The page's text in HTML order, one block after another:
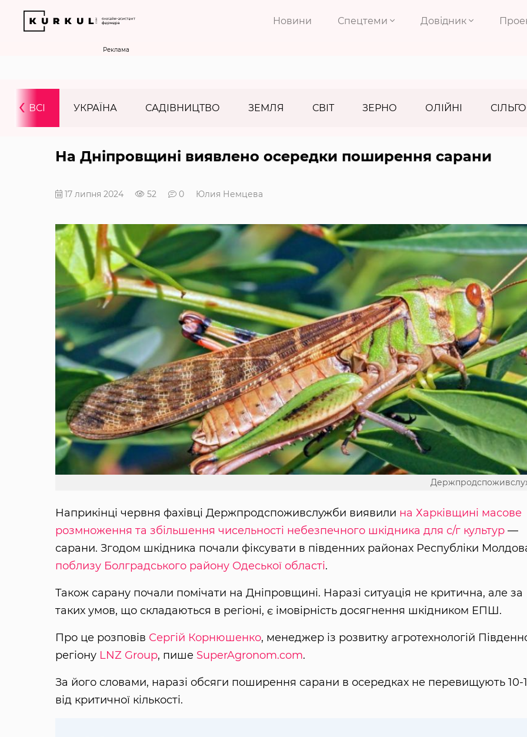
Новини Спецтеми Довідник
Реклама
ВСІ УКРАЇНА САДІВНИЦТВО ЗЕМЛЯ СВІТ ЗЕРНО ОЛІЙНІ
‹
На Дніпровщині виявлено осередки поширення сарани
17 липня 2024 52 0 Юлия Немцева
Наприкінці червня фахівці Держпродспоживслужби виявили на Харківщині масове
розмноження та збільшення чисельності небезпечного шкідника для с/г культур—
сарани. Згодом шкідника почали фіксувати в південних районах Республіки
поблизу Болградського району Одеської області.
Також сарану почали помічати на Дніпровщині. Наразі ситуація не критична, але за
таких умов, що складаються в регіоні, є імовірність досягнення шкідником ЕПШ.
Про це розповів Сергій Корнюшенко, менеджер із розвитку агротехнологій
регіону LNZ Group, пише SuperAgronom.com.
За його словами, наразі обсяги поширення сарани в осередках не перевищують 10-
від критичної кількості.